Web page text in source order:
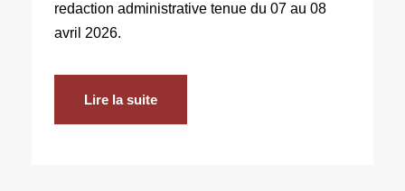
redaction administrative tenue du 07 au 08
avril 2026.
Lire la suite